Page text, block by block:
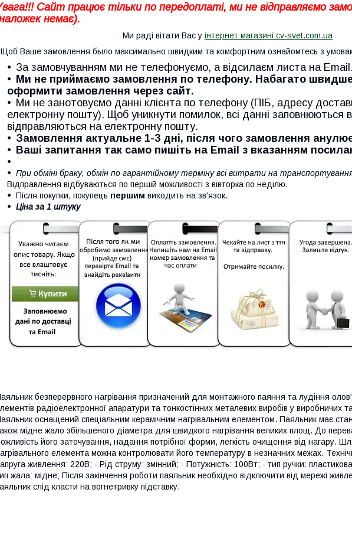
Сайт працює тільки по передоплаті, ми не відправляємо
немає).
Ми раді вітати Вас у інтернет магазині cv-svet.com.ua
Щоб Ваше замовлення было максимально швидким та комфортним ознайомтесь з
За замовчуванням ми не телефонуємо, а відсилаєм листа на Email.
Ми не приймаємо замовлення по телефону. Набагато
оформити замовлення через сайт.
Ми не занотовуємо данні клієнта по телефону (ПІБ, адресу
електронну пошту). Щоб уникнути помилок, всі данні заповнюються
відправляються на електронну пошту.
Замовлення актуальне 1-3 дні, після чого замовлення
Ваші запитання так само пишіть на Email з вказанням
При обміні браку, обмін по гарантійному терміну всі витрати на
Відправлення відбуваються по першій можливості з вівторка по неділю.
Після покупки, покупець першим виходить на зв'язок.
Ціна за 1 штуку
безперервного нагрівання призначений для монтажного паяння та лудіння
радіоелектронної апаратури та тонкостінних металевих виробів у виробничих
оснащений спеціальним керамічним нагрівальним елементом. Паяльник має
мідне жало збільшеного діаметра для швидкого нагрівання великих площ. До
його заточування, надання потрібної форми, легкість очищення від нагару.
елемента можна контролювати його температуру в незначних межах.
живлення: 220В; - Рід струму: змінний; - Потужність: 100Вт; - тип ручки:
жала: мідне; Після закінчення роботи паяльник необхідно відключити від мережі
слід класти на вогнетривку підставку.